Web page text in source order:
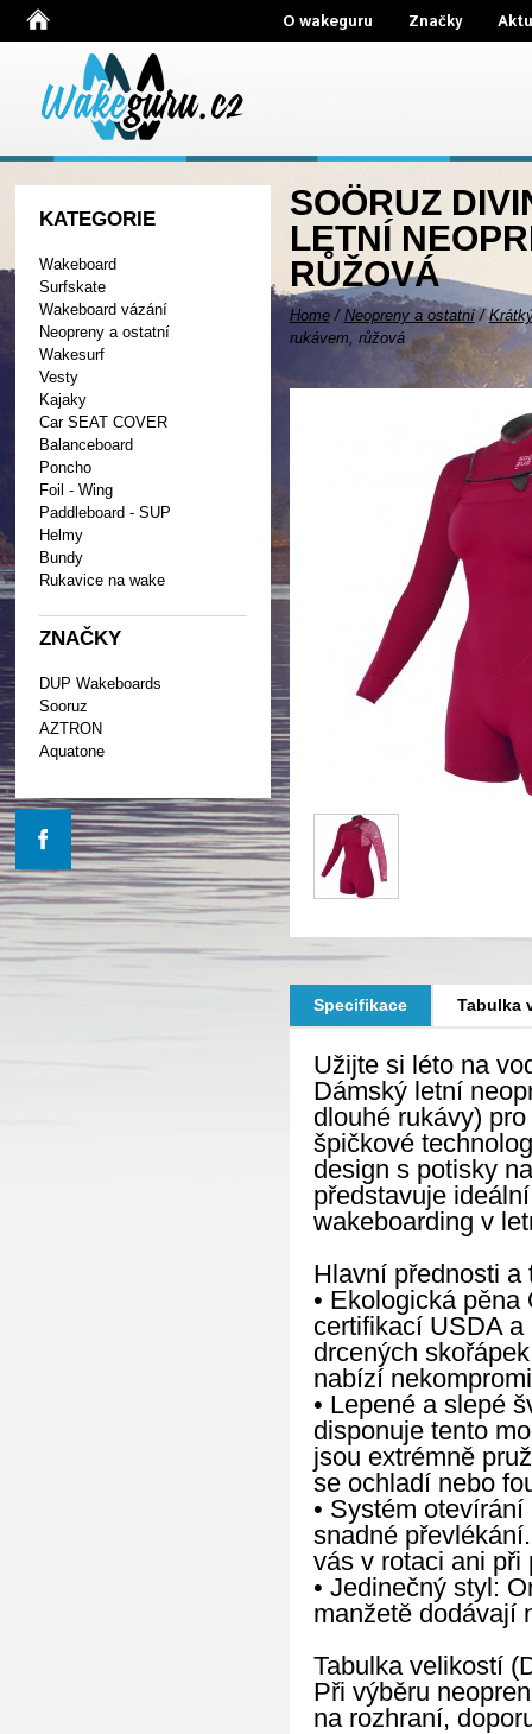
O wakeguru Značky
KATEGORIE
Wakeboard
Surfskate
Wakeboard vázání
Neopreny a ostatní
Wakesurf
Vesty
Kajaky
Car SEAT COVER
Balanceboard
Poncho
Foil - Wing
Paddleboard - SUP
Helmy
Bundy
Rukavice na wake
ZNAČKY
DUP Wakeboards
Sooruz
AZTRON
Aquatone
SOÖRUZ
LETNÍ
RŮŽOVÁ
Home/ Neopreny a ostatní/
rukávem, růžová
Specifikace Tabulka
Užijte si léto na
Dámský letní
dlouhé rukávy)
špičkové
design s potisky
představuje
wakeboarding v
Hlavní přednosti a
• Ekologická
certifikací USDA
drcených
nabízí
• Lepené a slepé
disponuje tento
jsou extrémně
se ochladí nebo
• Systém
snadné
vás v rotaci ani při
• Jedinečný styl:
manžetě dodávají
Tabulka velikostí
Při výběru
na rozhraní,